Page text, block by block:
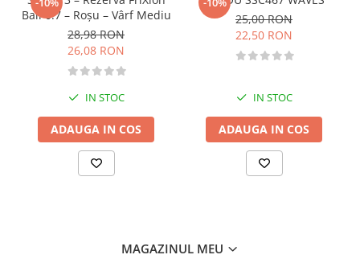
Drept
Actiune si Aventura
Actiune,aventura
Clasici
Crime, Thriller, Mistery
Ball 0.7 – Roşu – Vârf Mediu
28,98 RON
26,08 RON
IN STOC
ADAUGA IN COS
25,00 RON
22,50 RON
IN STOC
ADAUGA IN COS
MAGAZINUL MEU